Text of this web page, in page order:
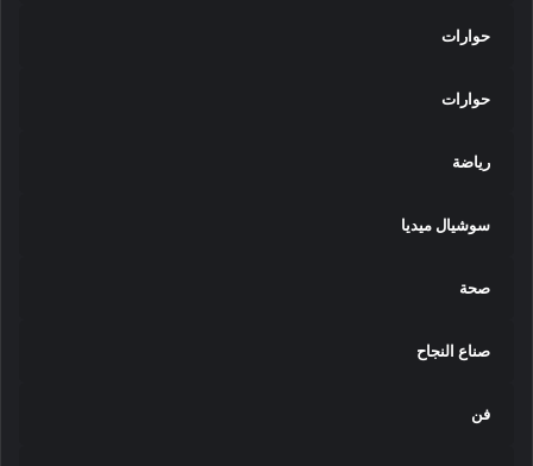
حوارات
حوارات
رياضة
سوشيال ميديا
صحة
صناع النجاح
فن